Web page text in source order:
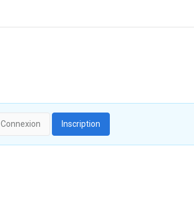
Connexion Inscription